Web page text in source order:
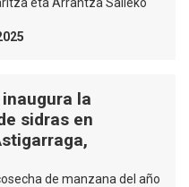
la
sidras en
de manzana del año